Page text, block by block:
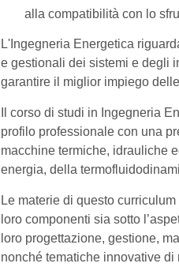
alla compatibilità con lo
L'Ingegneria Energetica
e gestionali dei sistemi e degli
garantire il miglior impiego
Il corso di studi in Ingegneria
profilo professionale con una
macchine termiche, idrauliche
energia, della
Le materie di questo
loro componenti sia sotto
loro progettazione, gestione,
nonché tematiche innovative